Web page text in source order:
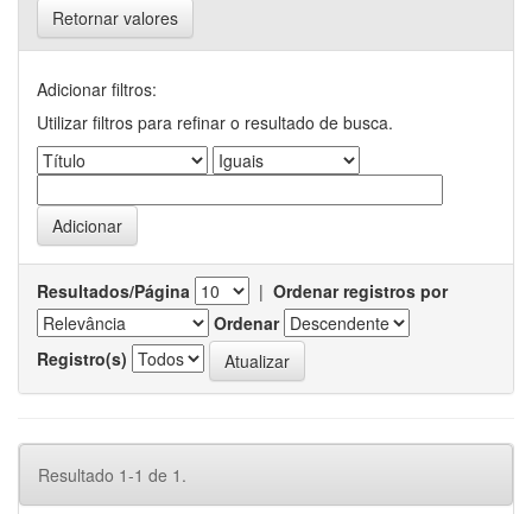
Retornar valores
Adicionar filtros:
Utilizar filtros para refinar o resultado de busca.
Resultados/Página | Ordenar registros por
Ordenar
Registro(s)
Resultado 1-1 de 1.